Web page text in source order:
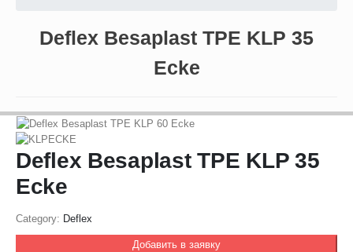
Deflex Besaplast TPE KLP 35
Ecke
Deflex Besaplast TPE KLP 35
Ecke
Category: Deflex
Добавить в заявку